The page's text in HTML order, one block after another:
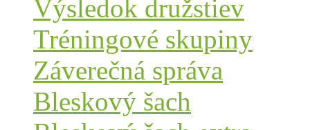
Výsledok družstiev
Tréningové skupiny
Záverečná správa
Bleskový šach